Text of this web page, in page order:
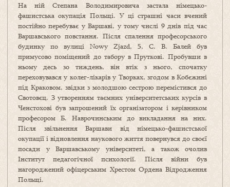
На ній Степана Володимировича застала німецько-
фашистська окупація Польщі. У ці страшні часи вчений
постійно перебуває у Варшаві, у тому числі 9 днів під час
Варшавського повстання. Після спалення професорського
будинку по вулиці Nowy Zjazd, 5, С. В. Балей був
примусово поміщений до табору в Пруткові. Пробувши в
ньому десь зо тиждень, він втік з нього, спочатку
переховувався у колег-лікарів у Творках, згодом в Кобєжині
під Краковом, звідки з молодшою сестрою перемістився до
Свотовєц. З утворенням таємних університетських курсів в
Ченстохові був запрошений їх організатором і керівником
професором Б. Наврочинським до викладання на них.
Після звільнення Варшави від німецько-фашистської
окупації і відновлення наукового життя повернувся до своєї
посади у Варшавському університеті, а також очолив
Інститут педагогічної психології. Після війни був
нагороджений офіцерським Хрестом Ордена Відродження
Польщі.